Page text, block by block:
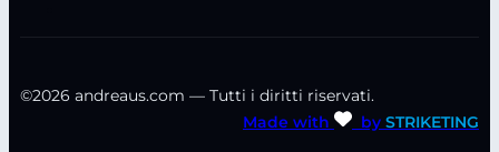
©2026 andreaus.com — Tutti i diritti riservati.
Made with
by STRIKETING